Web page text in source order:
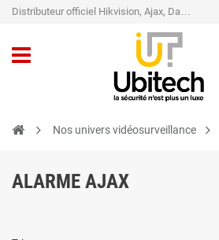
Distributeur officiel Hikvision, Ajax, Dahua, TP-Link - Caméra de vidéo surveillance - Alarme
Nos univers vidéosurveillance
ALARME AJAX